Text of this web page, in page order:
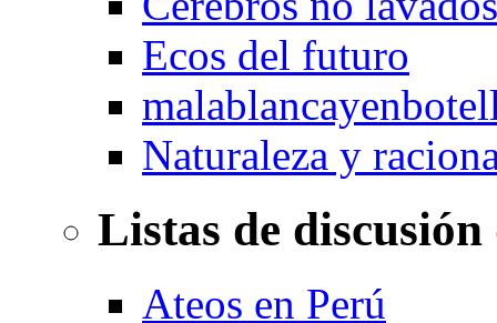
Ecos del futuro
Naturaleza y
Listas de discusión
Ateos en Perú